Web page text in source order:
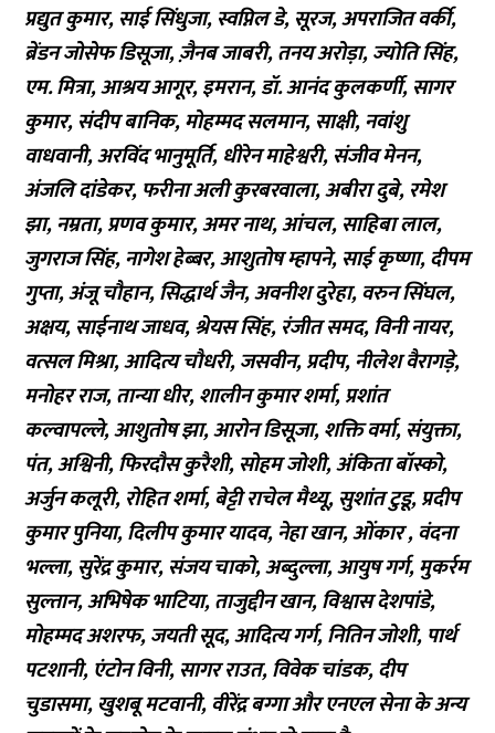
प्रद्युत कुमार, साई सिंधुजा, स्वप्निल डे, सूरज, अपराजित वर्की,
ब्रेंडन जोसेफ डिसूजा, ज़ैनब जाबरी, तनय अरोड़ा, ज्योति सिंह,
एम. मित्रा, आश्रय आगूर, इमरान, डॉ. आनंद कुलकर्णी, सागर
कुमार, संदीप बानिक, मोहम्मद सलमान, साक्षी, नवांशु
वाधवानी, अरविंद भानुमूर्ति, धीरेन माहेश्वरी, संजीव मेनन,
अंजलि दांडेकर, फरीना अली कुरबरवाला, अबीरा दुबे, रमेश
झा, नम्रता, प्रणव कुमार, अमर नाथ, आंचल, साहिबा लाल,
जुगराज सिंह, नागेश हेब्बर, आशुतोष म्हापने, साई कृष्णा, दीपम
गुप्ता, अंजू चौहान, सिद्धार्थ जैन, अवनीश दुरेहा, वरुन सिंघल,
अक्षय, साईनाथ जाधव, श्रेयस सिंह, रंजीत समद, विनी नायर,
वत्सल मिश्रा, आदित्य चौधरी, जसवीन, प्रदीप, नीलेश वैरागड़े,
मनोहर राज, तान्या धीर, शालीन कुमार शर्मा, प्रशांत
कल्वापल्ले, आशुतोष झा, आरोन डिसूजा, शक्ति वर्मा, संयुक्ता,
पंत, अश्विनी, फिरदौस कुरैशी, सोहम जोशी, अंकिता बॉस्को,
अर्जुन कलूरी, रोहित शर्मा, बेट्टी राचेल मैथ्यू, सुशांत टुडू, प्रदीप
कुमार पुनिया, दिलीप कुमार यादव, नेहा खान, ओंकार , वंदना
भल्ला, सुरेंद्र कुमार, संजय चाको, अब्दुल्ला, आयुष गर्ग, मुकर्रम
सुल्तान, अभिषेक भाटिया, ताजुद्दीन खान, विश्वास देशपांडे,
मोहम्मद अशरफ, जयती सूद, आदित्य गर्ग, नितिन जोशी, पार्थ
पटशानी, एंटोन विनी, सागर राउत, विवेक चांडक, दीप
चुडासमा, खुशबू मटवानी, वीरेंद्र बग्गा और एनएल सेना के अन्य